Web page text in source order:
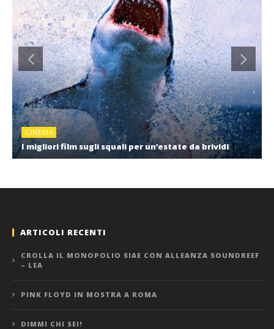
CINEMA
I migliori film sugli squali per un’estate da brividi
ARTICOLI RECENTI
CROLLA IL MONOPOLIO SIAE CON ALLEANZA SOUNDREEF
– LEA
PINK FLOYD IN MOSTRA A ROMA
DIMMI CHI SEI!